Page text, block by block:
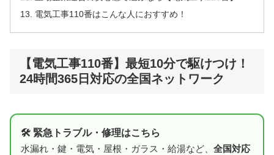
電気工事110番はこんな人におすすめ！
【電気工事110番】最短10分で駆けつけ！
24時間365日対応の全国ネットワーク
🛠 緊急トラブル・修理はこちら
水漏れ・鍵・電気・屋根・ガラス・給湯など、 全国対応